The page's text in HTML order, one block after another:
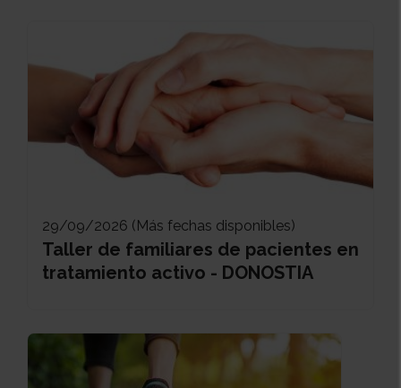
29/09/2026 (Más fechas disponibles)
Taller de familiares de pacientes en
tratamiento activo - DONOSTIA